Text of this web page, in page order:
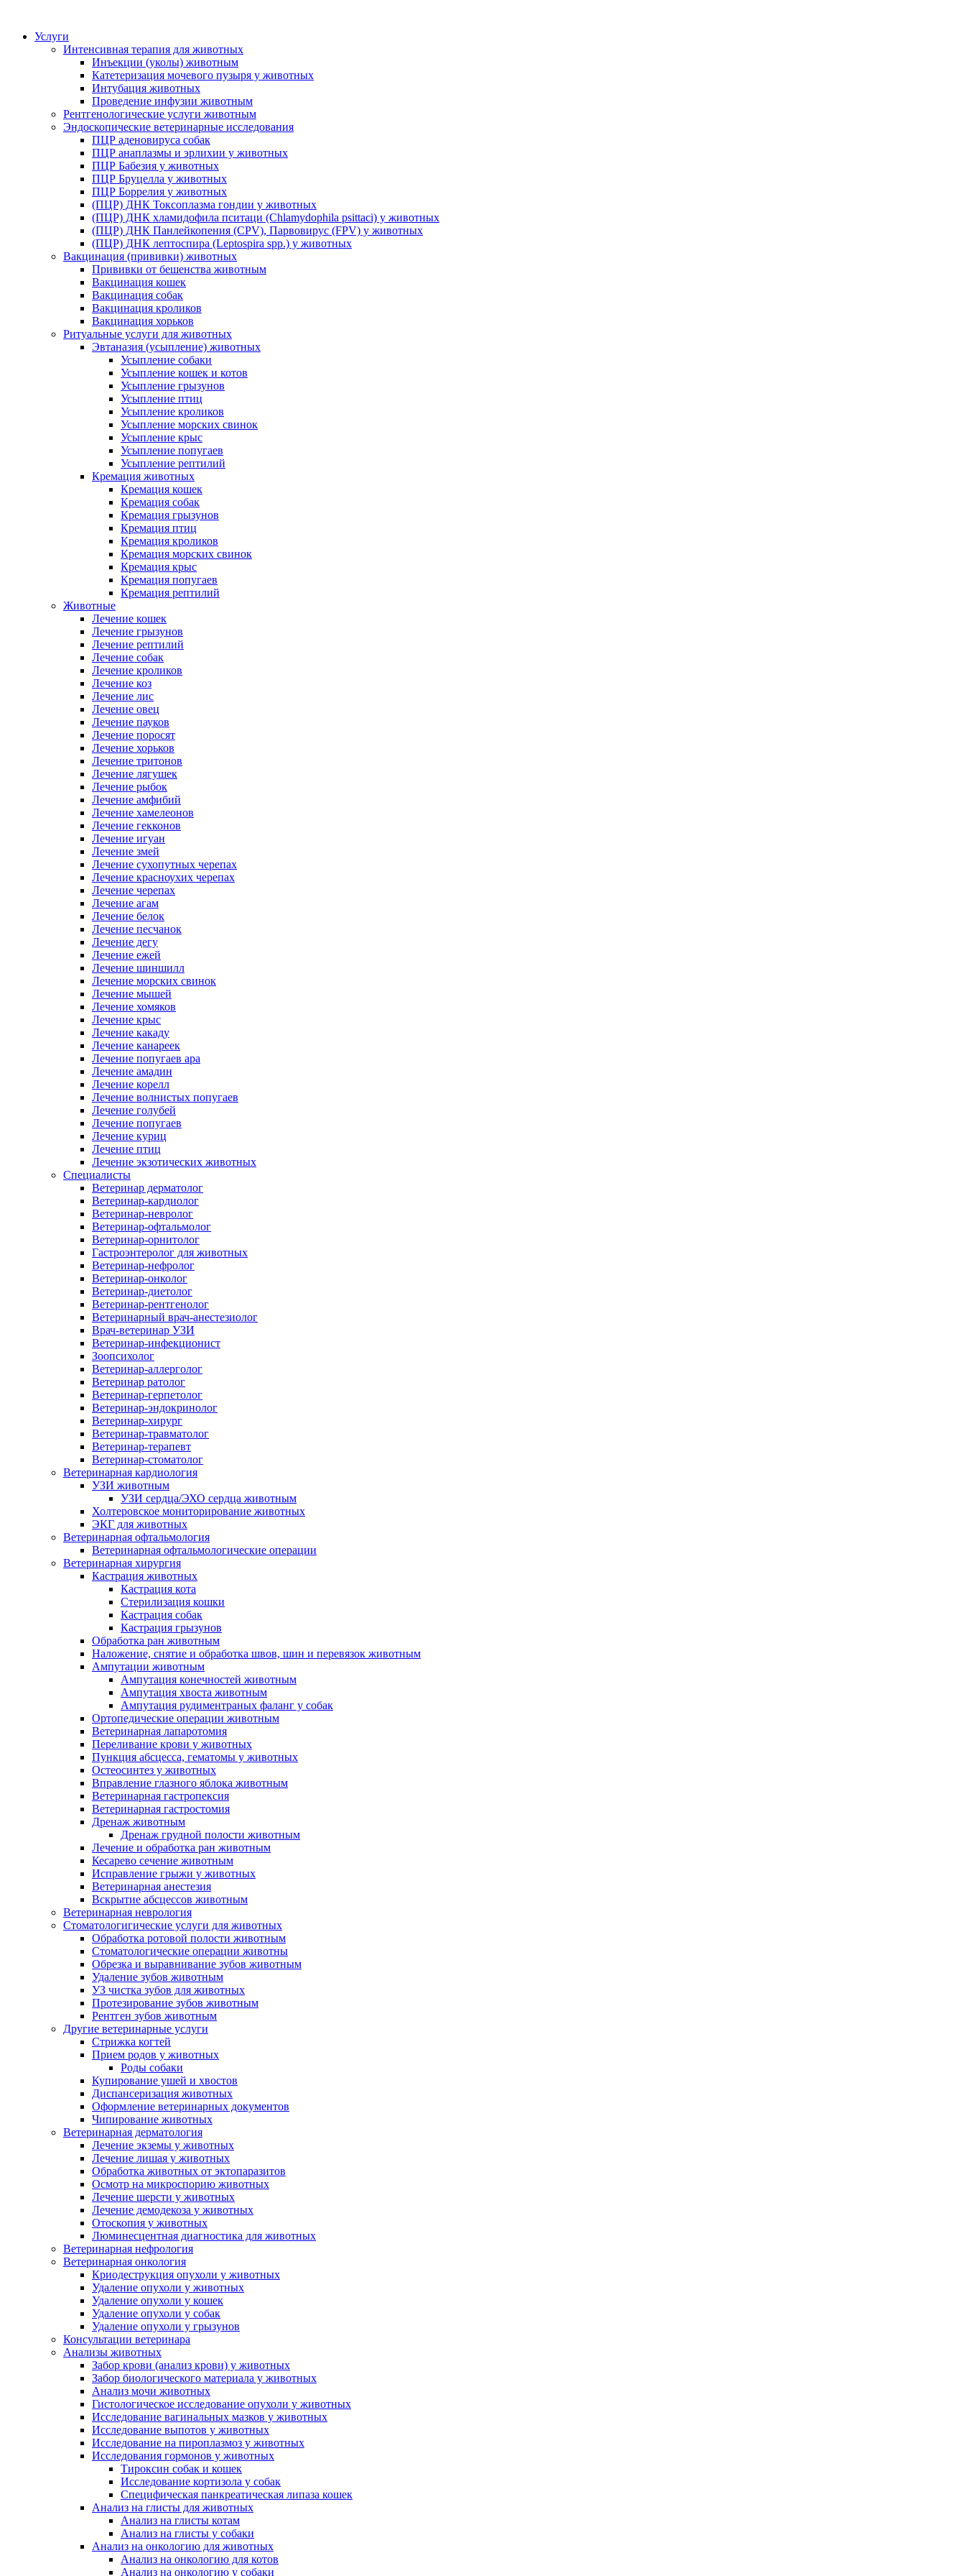
Услуги
Интенсивная терапия для животных
Инъекции (уколы) животным
Катетеризация мочевого пузыря у животных
Интубация животных
Проведение инфузии животным
Рентгенологические услуги животным
Эндоскопические ветеринарные исследования
ПЦР аденовируса собак
ПЦР анаплазмы и эрлихии у животных
ПЦР Бабезия у животных
ПЦР Бруцелла у животных
ПЦР Боррелия у животных
(ПЦР) ДНК Токсоплазма гондии у животных
(ПЦР) ДНК хламидофила пситаци (Chlamydophila psittaci) у животных
(ПЦР) ДНК Панлейкопения (CPV), Парвовирус (FPV) у животных
(ПЦР) ДНК лептоспира (Leptospira spp.) у животных
Вакцинация (прививки) животных
Прививки от бешенства животным
Вакцинация кошек
Вакцинация собак
Вакцинация кроликов
Вакцинация хорьков
Ритуальные услуги для животных
Эвтаназия (усыпление) животных
Усыпление собаки
Усыпление кошек и котов
Усыпление грызунов
Усыпление птиц
Усыпление кроликов
Усыпление морских свинок
Усыпление крыс
Усыпление попугаев
Усыпление рептилий
Кремация животных
Кремация кошек
Кремация собак
Кремация грызунов
Кремация птиц
Кремация кроликов
Кремация морских свинок
Кремация крыс
Кремация попугаев
Кремация рептилий
Животные
Лечение кошек
Лечение грызунов
Лечение рептилий
Лечение собак
Лечение кроликов
Лечение коз
Лечение лис
Лечение овец
Лечение пауков
Лечение поросят
Лечение хорьков
Лечение тритонов
Лечение лягушек
Лечение рыбок
Лечение амфибий
Лечение хамелеонов
Лечение гекконов
Лечение игуан
Лечение змей
Лечение сухопутных черепах
Лечение красноухих черепах
Лечение черепах
Лечение агам
Лечение белок
Лечение песчанок
Лечение дегу
Лечение ежей
Лечение шиншилл
Лечение морских свинок
Лечение мышей
Лечение хомяков
Лечение крыс
Лечение какаду
Лечение канареек
Лечение попугаев ара
Лечение амадин
Лечение корелл
Лечение волнистых попугаев
Лечение голубей
Лечение попугаев
Лечение куриц
Лечение птиц
Лечение экзотических животных
Специалисты
Ветеринар дерматолог
Ветеринар-кардиолог
Ветеринар-невролог
Ветеринар-офтальмолог
Ветеринар-орнитолог
Гастроэнтеролог для животных
Ветеринар-нефролог
Ветеринар-онколог
Ветеринар-диетолог
Ветеринар-рентгенолог
Ветеринарный врач-анестезиолог
Врач-ветеринар УЗИ
Ветеринар-инфекционист
Зоопсихолог
Ветеринар-аллерголог
Ветеринар ратолог
Ветеринар-герпетолог
Ветеринар-эндокринолог
Ветеринар-хирург
Ветеринар-травматолог
Ветеринар-терапевт
Ветеринар-стоматолог
Ветеринарная кардиология
УЗИ животным
УЗИ сердца/ЭХО сердца животным
Холтеровское мониторирование животных
ЭКГ для животных
Ветеринарная офтальмология
Ветеринарная офтальмологические операции
Ветеринарная хирургия
Кастрация животных
Кастрация кота
Стерилизация кошки
Кастрация собак
Кастрация грызунов
Обработка ран животным
Наложение, снятие и обработка швов, шин и перевязок животным
Ампутации животным
Ампутация конечностей животным
Ампутация хвоста животным
Ампутация рудиментраных фаланг у собак
Ортопедические операции животным
Ветеринарная лапаротомия
Переливание крови у животных
Пункция абсцесса, гематомы у животных
Остеосинтез у животных
Вправление глазного яблока животным
Ветеринарная гастропексия
Ветеринарная гастростомия
Дренаж животным
Дренаж грудной полости животным
Лечение и обработка ран животным
Кесарево сечение животным
Исправление грыжи у животных
Ветеринарная анестезия
Вскрытие абсцессов животным
Ветеринарная неврология
Стоматологигические услуги для животных
Обработка ротовой полости животным
Стоматологические операции животны
Обрезка и выравнивание зубов животным
Удаление зубов животным
УЗ чистка зубов для животных
Протезирование зубов животным
Рентген зубов животным
Другие ветеринарные услуги
Стрижка когтей
Прием родов у животных
Роды собаки
Купирование ушей и хвостов
Диспансеризация животных
Оформление ветеринарных документов
Чипирование животных
Ветеринарная дерматология
Лечение экземы у животных
Лечение лишая у животных
Обработка животных от эктопаразитов
Осмотр на микроспорию животных
Лечение шерсти у животных
Лечение демодекоза у животных
Отоскопия у животных
Люминесцентная диагностика для животных
Ветеринарная нефрология
Ветеринарная онкология
Криодеструкция опухоли у животных
Удаление опухоли у животных
Удаление опухоли у кошек
Удаление опухоли у собак
Удаление опухоли у грызунов
Консультации ветеринара
Анализы животных
Забор крови (анализ крови) у животных
Забор биологического материала у животных
Анализ мочи животных
Гистологическое исследование опухоли у животных
Исследование вагинальных мазков у животных
Исследование выпотов у животных
Исследование на пироплазмоз у животных
Исследования гормонов у животных
Тироксин собак и кошек
Исследование кортизола у собак
Специфическая панкреатическая липаза кошек
Анализ на глисты для животных
Анализ на глисты котам
Анализ на глисты у собаки
Анализ на онкологию для животных
Анализ на онкологию для котов
Анализ на онкологию у собаки